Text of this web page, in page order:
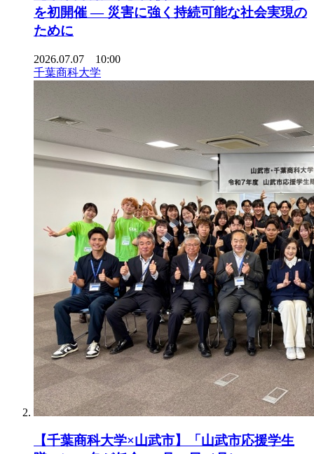
を初開催 ― 災害に強く持続可能な社会実現の
ために
2026.07.07 10:00
千葉商科大学
【千葉商科大学×山武市】「山武市応援学生